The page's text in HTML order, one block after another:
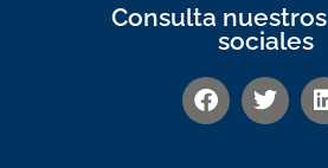
Consulta
sociales